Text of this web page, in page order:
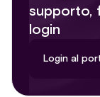
supporto,
login
Login al